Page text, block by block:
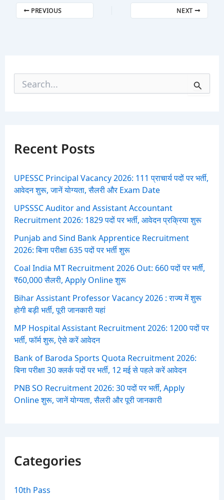
PREVIOUS NEXT
e
f
o
:
Recent Posts
UPESSC Principal Vacancy 2026: 111 प्राचार्य पदों पर भर्ती,
आवेदन शुरू, जानें योग्यता, सैलरी और Exam Date
UPSSSC Auditor and Assistant Accountant
Recruitment 2026: 1829 पदों पर भर्ती, आवेदन प्रक्रिया शुरू
Punjab and Sind Bank Apprentice Recruitment
2026: बिना परीक्षा 635 पदों पर भर्ती शुरू
Coal India MT Recruitment 2026 Out: 660 पदों पर भर्ती,
₹60,000 सैलरी, Apply Online शुरू
Bihar Assistant Professor Vacancy 2026 : राज्य में शुरू
होगी बड़ी भर्ती, पूरी जानकारी यहां
MP Hospital Assistant Recruitment 2026: 1200 पदों पर
भर्ती, फॉर्म शुरू, ऐसे करें आवेदन
Bank of Baroda Sports Quota Recruitment 2026:
बिना परीक्षा 30 क्लर्क पदों पर भर्ती, 12 मई से पहले करें आवेदन
PNB SO Recruitment 2026: 30 पदों पर भर्ती, Apply
Online शुरू, जानें योग्यता, सैलरी और पूरी जानकारी
Categories
10th Pass